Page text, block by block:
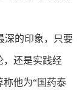
深的印象，只要
，还是实践经
他为“国药泰